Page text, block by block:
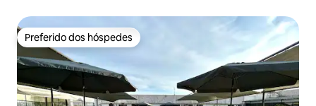
Preferido dos hóspedes
Preferido dos hóspedes